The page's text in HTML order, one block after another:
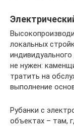
локальных
не нужен:
тратить на
выполнение
Рубанки с
объектах – там,